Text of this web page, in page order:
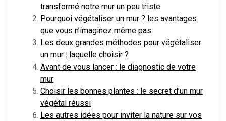
transformé notre mur un peu triste
Pourquoi végétaliser un mur ? les avantages
que vous n’imaginez même pas
Les deux grandes méthodes pour végétaliser
un mur : laquelle choisir ?
Avant de vous lancer : le diagnostic de votre
mur
Choisir les bonnes plantes : le secret d’un mur
végétal réussi
Les autres idées pour inviter la nature sur vos